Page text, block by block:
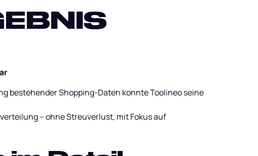
bestehender Shopping-Daten konnte Toolineo seine
– ohne Streuverlust, mit Fokus auf